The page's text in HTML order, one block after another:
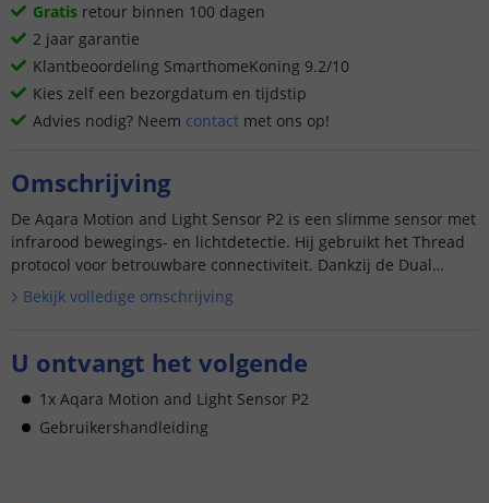
Gratis retour binnen 100 dagen
2 jaar garantie
Klantbeoordeling SmarthomeKoning 9.2/10
Kies zelf een bezorgdatum en tijdstip
Advies nodig? Neem contact met ons op!
Omschrijving
De Aqara Motion and Light Sensor P2 is een slimme sensor met
infrarood bewegings- en lichtdetectie. Hij gebruikt het Thread
protocol voor betrouwbare connectiviteit. Dankzij de Dual
CR2450-batterijen en energiezuinige technologie gaat de...
Bekijk volledige omschrijving
U ontvangt het volgende
1x Aqara Motion and Light Sensor P2
Gebruikershandleiding